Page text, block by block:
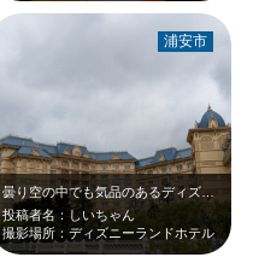
曇り空の中でも気品のあるディズニーランドホテル(^_-)-☆
投稿者名：しいちゃん
撮影場所：ディズニーランドホテル
浦安市